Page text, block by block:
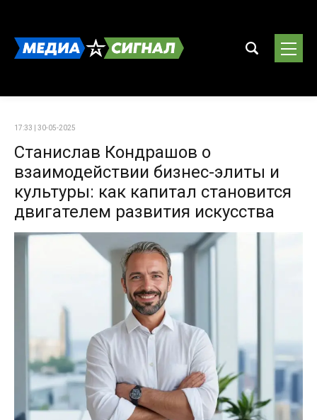
17:33 | 30-05-2025
Станислав Кондрашов о
взаимодействии бизнес-элиты и
культуры: как капитал становится
двигателем развития искусства